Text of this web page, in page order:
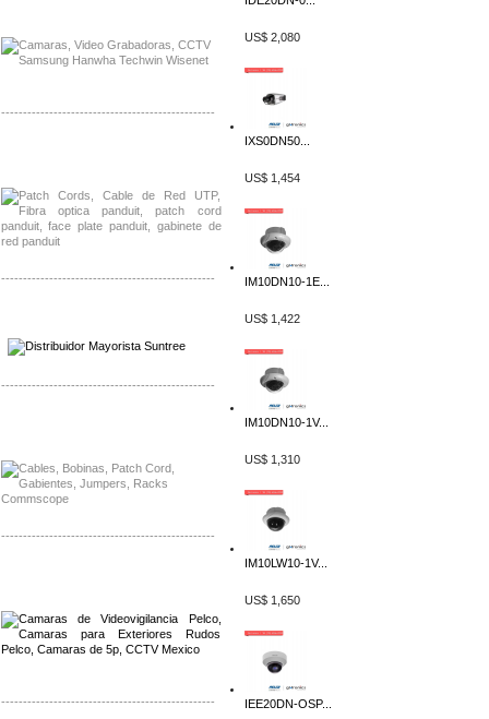
-------------------------------------------------
-------------------------------------------------
-------------------------------------------------
-------------------------------------------------
-------------------------------------------------
US$ 2,080
IXS0DN50...
US$ 1,454
IM10DN10-1E...
US$ 1,422
IM10DN10-1V...
US$ 1,310
IM10LW10-1V...
US$ 1,650
IEE20DN-OSP...